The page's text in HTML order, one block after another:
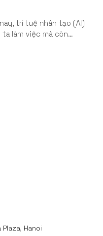
trí tuệ nhân tạo (AI)
làm việc mà còn…
Hanoi